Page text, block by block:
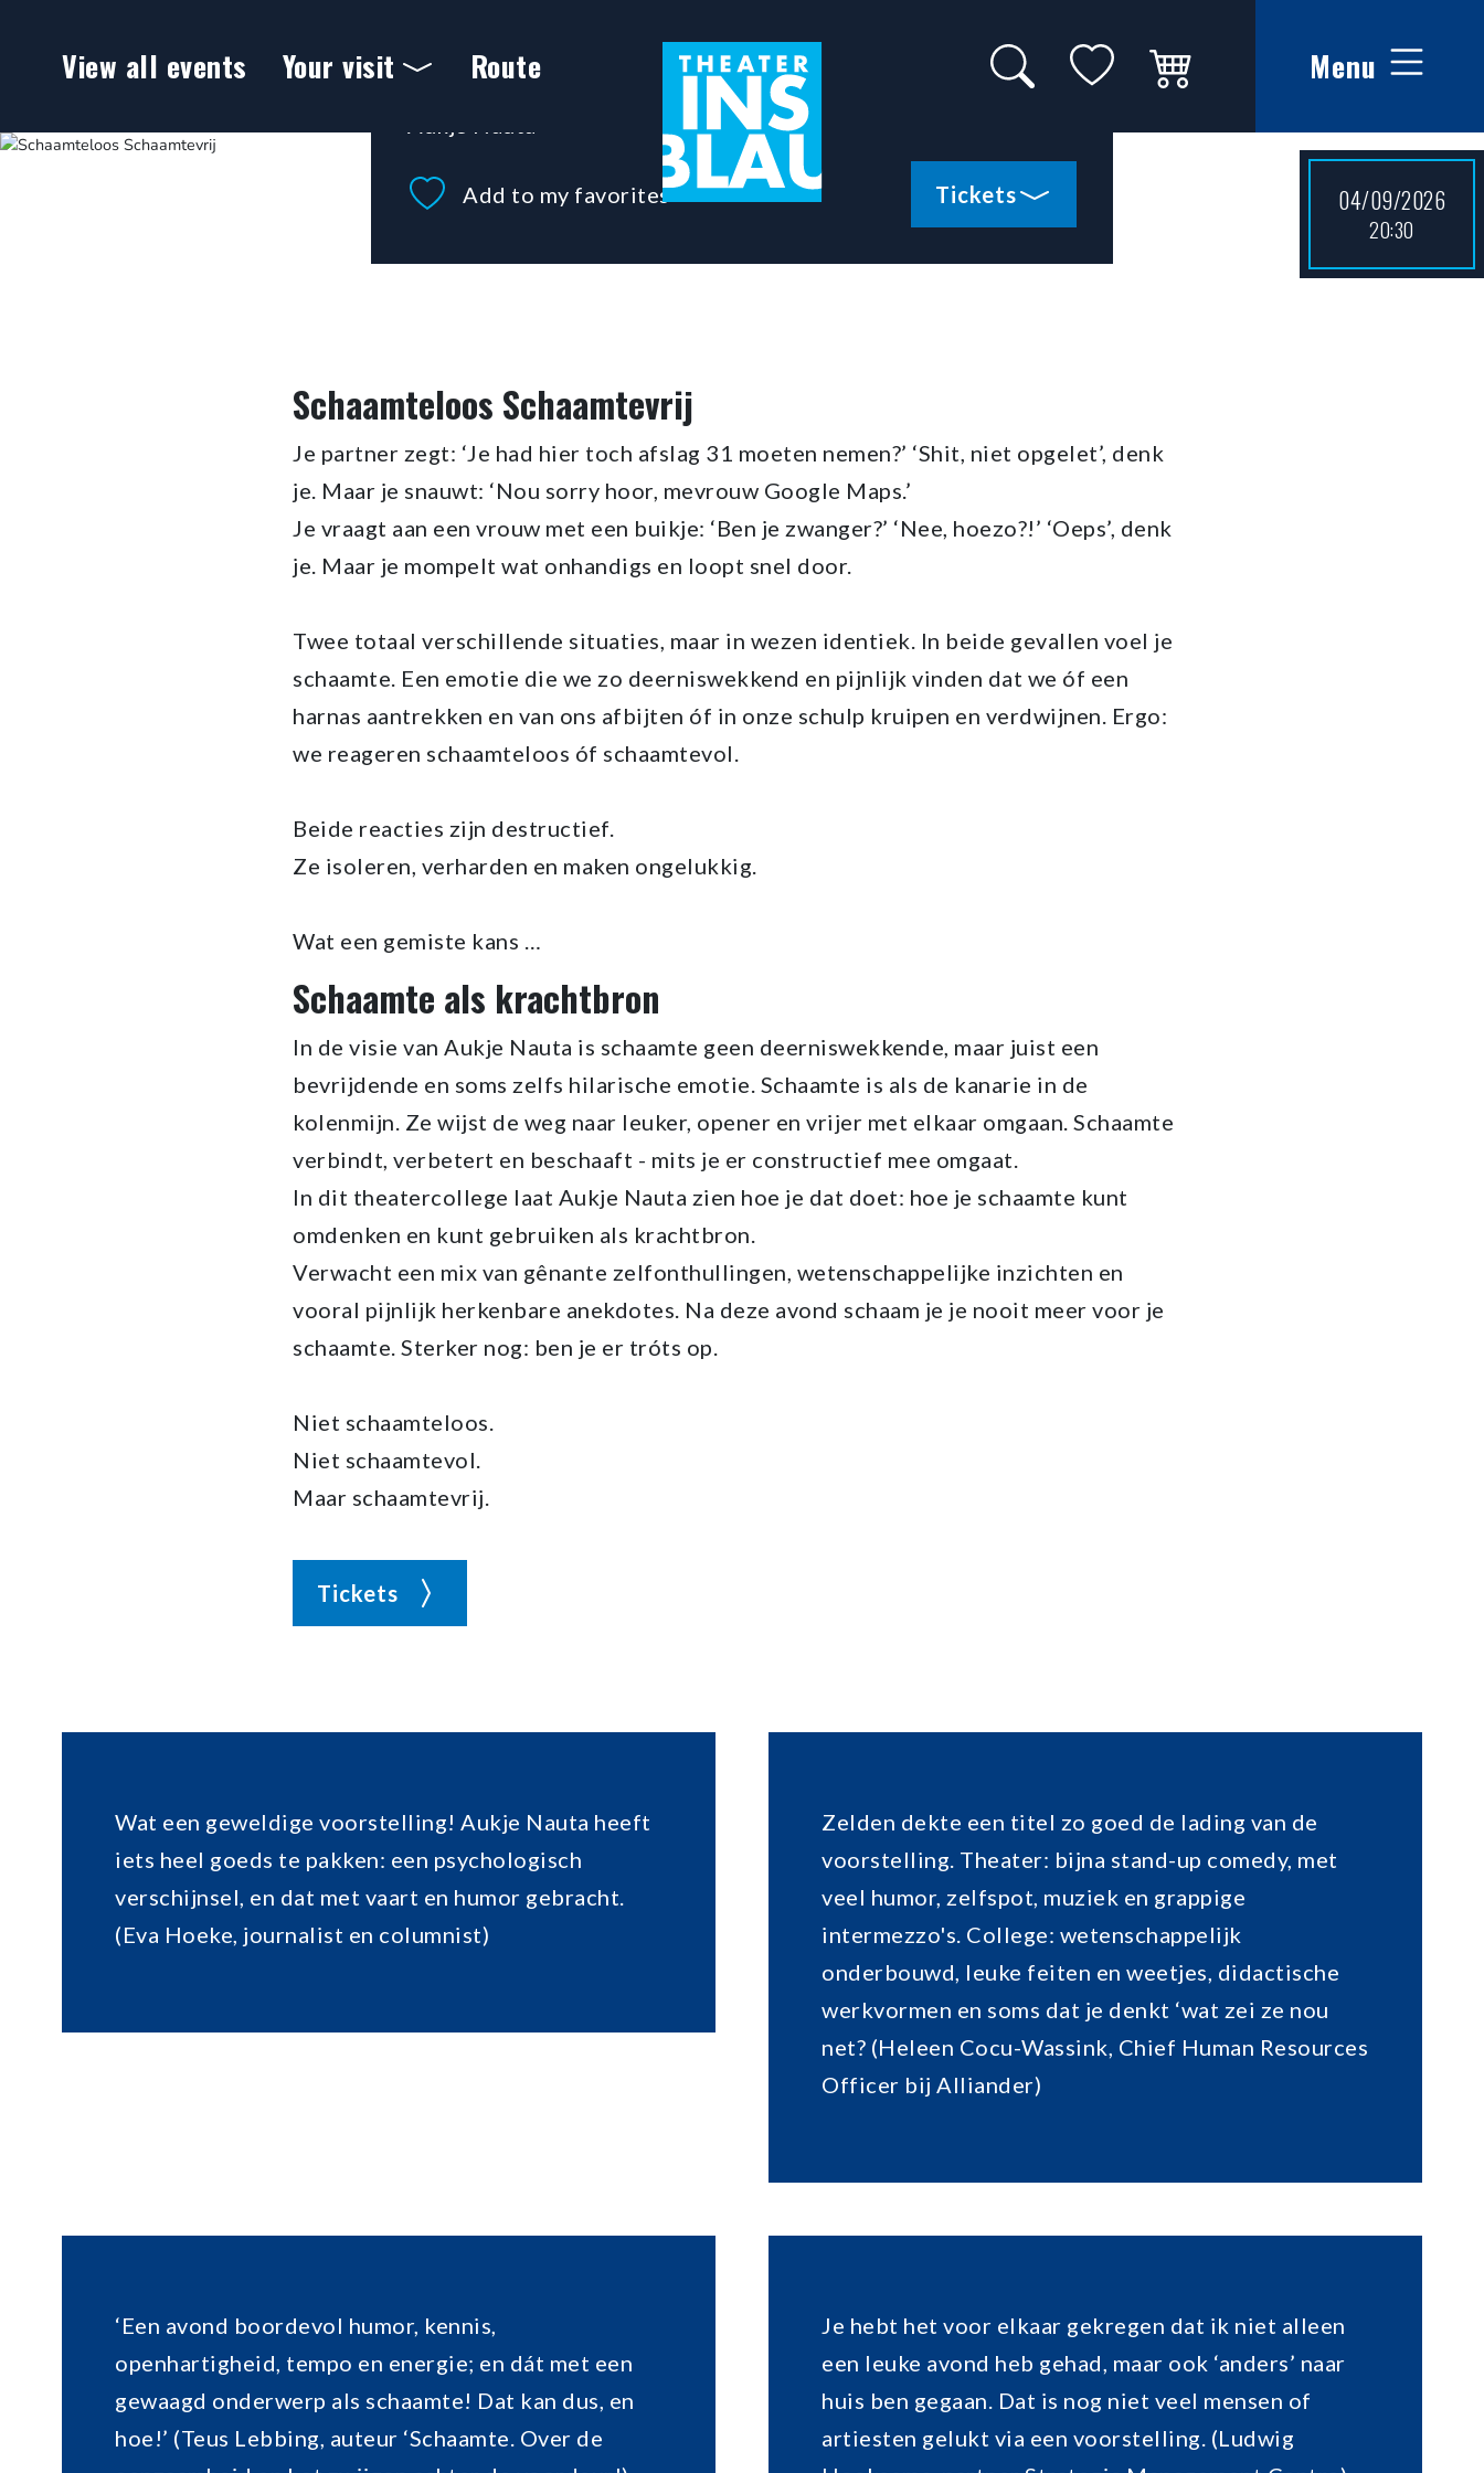
View all events Your visit Route Search on website
My favoritesWinkelwagen Menu
Theater Ins Blau - Theater in Leiden
SCHAAMTELOOS SCHAAMTEVRIJ
Add to my favorites Tickets 04/09/2026
20:30
Schaamteloos Schaamtevrij
Je partner zegt: ‘Je had hier toch afslag 31 moeten nemen?’ ‘Shit, niet opgelet’, denk
je. Maar je snauwt: ‘Nou sorry hoor, mevrouw Google Maps.’
Je vraagt aan een vrouw met een buikje: ‘Ben je zwanger?’ ‘Nee, hoezo?!’ ‘Oeps’, denk
je. Maar je mompelt wat onhandigs en loopt snel door.
Twee totaal verschillende situaties, maar in wezen identiek. In beide gevallen voel je
schaamte. Een emotie die we zo deerniswekkend en pijnlijk vinden dat we óf een
harnas aantrekken en van ons afbijten óf in onze schulp kruipen en verdwijnen. Ergo:
we reageren schaamteloos óf schaamtevol.
Beide reacties zijn destructief.
Ze isoleren, verharden en maken ongelukkig.
Wat een gemiste kans …
Schaamte als krachtbron
In de visie van Aukje Nauta is schaamte geen deerniswekkende, maar juist een
bevrijdende en soms zelfs hilarische emotie. Schaamte is als de kanarie in de
kolenmijn. Ze wijst de weg naar leuker, opener en vrijer met elkaar omgaan. Schaamte
verbindt, verbetert en beschaaft - mits je er constructief mee omgaat.
In dit theatercollege laat Aukje Nauta zien hoe je dat doet: hoe je schaamte kunt
omdenken en kunt gebruiken als krachtbron.
Verwacht een mix van gênante zelfonthullingen, wetenschappelijke inzichten en
vooral pijnlijk herkenbare anekdotes. Na deze avond schaam je je nooit meer voor je
schaamte. Sterker nog: ben je er tróts op.
Niet schaamteloos.
Niet schaamtevol.
Maar schaamtevrij.
Tickets
Wat een geweldige voorstelling! Aukje Nauta heeft
iets heel goeds te pakken: een psychologisch
verschijnsel, en dat met vaart en humor gebracht.
(Eva Hoeke, journalist en columnist)
Zelden dekte een titel zo goed de lading van de
voorstelling. Theater: bijna stand-up comedy, met
veel humor, zelfspot, muziek en grappige
intermezzo's. College: wetenschappelijk
onderbouwd, leuke feiten en weetjes, didactische
werkvormen en soms dat je denkt ‘wat zei ze nou
net? (Heleen Cocu-Wassink, Chief Human Resources
Officer bij Alliander)
‘Een avond boordevol humor, kennis,
openhartigheid, tempo en energie; en dát met een
gewaagd onderwerp als schaamte! Dat kan dus, en
hoe!’ (Teus Lebbing, auteur ‘Schaamte. Over de
Je hebt het voor elkaar gekregen dat ik niet alleen
een leuke avond heb gehad, maar ook ‘anders’ naar
huis ben gegaan. Dat is nog niet veel mensen of
artiesten gelukt via een voorstelling. (Ludwig